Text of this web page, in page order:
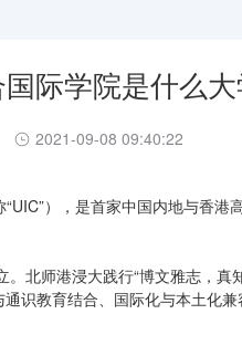
际学院是什么大
2021-09-08 09:40:22
），是首家中国内地与香港
北师港浸大践行“博文雅志，真
识教育结合、国际化与本土化